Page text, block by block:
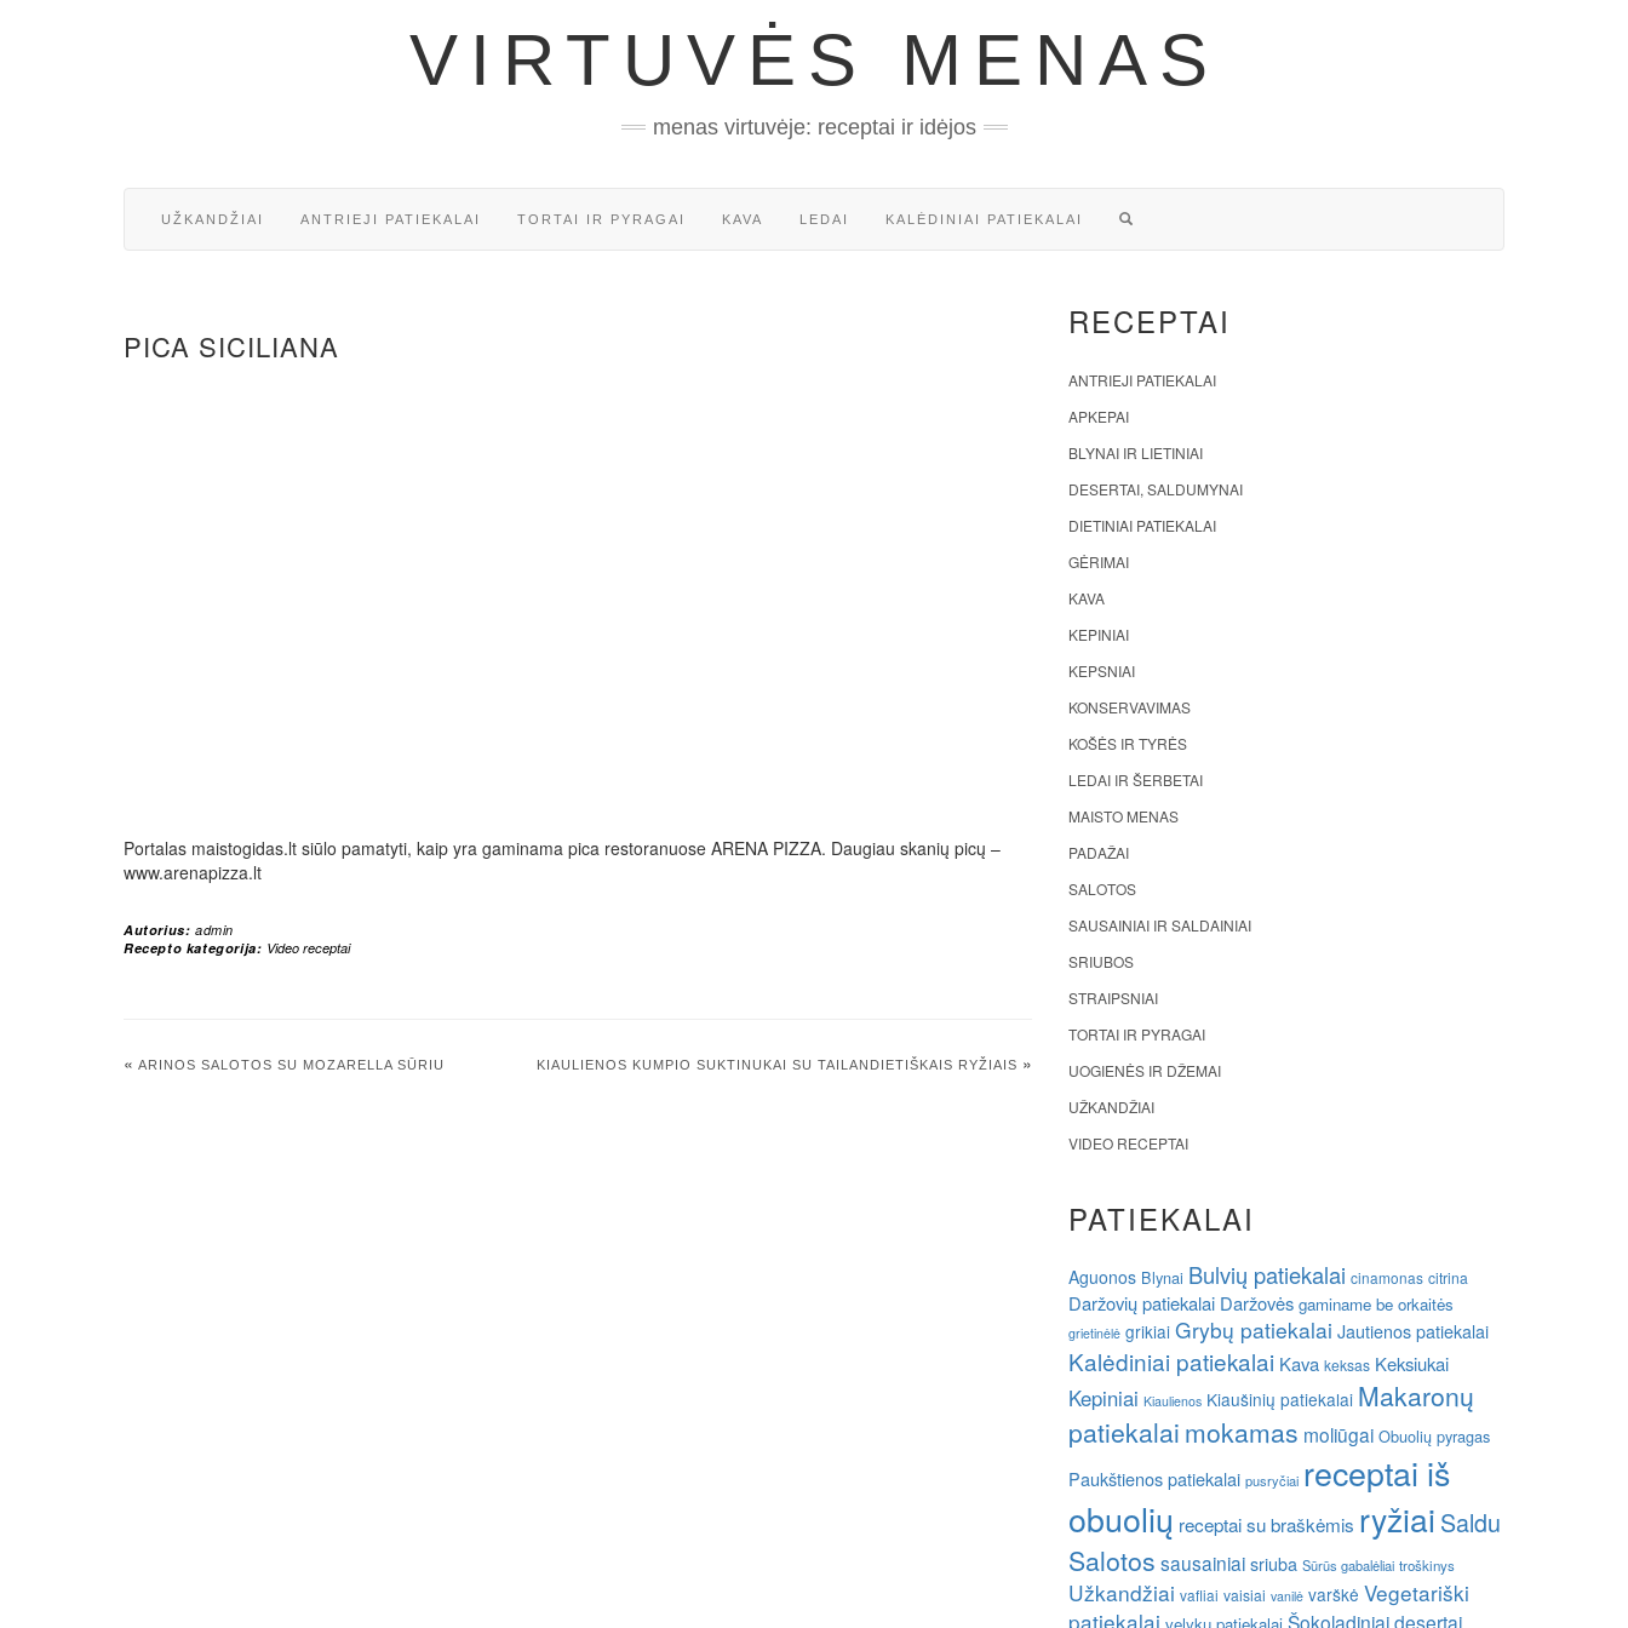
VIRTUVĖS MENAS
menas virtuvėje: receptai ir idėjos
UŽKANDŽIAI ANTRIEJI PATIEKALAI TORTAI IR PYRAGAI KAVA LEDAI KALĖDINIAI PATIEKALAI
PICA SICILIANA
Portalas maistogidas.lt siūlo pamatyti, kaip yra gaminama pica restoranuose ARENA PIZZA. Daugiau skanių picų –
www.arenapizza.lt
Autorius: admin
Recepto kategorija: Video receptai
« ARINOS SALOTOS SU MOZARELLA SŪRIU KIAULIENOS KUMPIO SUKTINUKAI SU TAILANDIETIŠKAIS RYŽIAIS »
RECEPTAI
ANTRIEJI PATIEKALAI
APKEPAI
BLYNAI IR LIETINIAI
DESERTAI, SALDUMYNAI
DIETINIAI PATIEKALAI
GĖRIMAI
KAVA
KEPINIAI
KEPSNIAI
KONSERVAVIMAS
KOŠĖS IR TYRĖS
LEDAI IR ŠERBETAI
MAISTO MENAS
PADAŽAI
SALOTOS
SAUSAINIAI IR SALDAINIAI
SRIUBOS
STRAIPSNIAI
TORTAI IR PYRAGAI
UOGIENĖS IR DŽEMAI
UŽKANDŽIAI
VIDEO RECEPTAI
PATIEKALAI
Aguonos Blynai Bulvių patiekalai cinamonas citrina
Daržovių patiekalai Daržovės gaminame be orkaitės
grietinėlė grikiai Grybų patiekalai Jautienos patiekalai
Kalėdiniai patiekalai Kava keksas Keksiukai
Kepiniai Kiaulienos Kiaušinių patiekalai Makaronų
patiekalai mokamas moliūgai Obuolių pyragas
Paukštienos patiekalai pusryčiai receptai iš
obuolių receptai su braškėmis ryžiai Saldu
Salotos sausainiai sriuba Sūrūs gabalėliai troškinys
Užkandžiai vafliai vaisiai vanilė varškė Vegetariški
patiekalai
Šokoladiniai desertai